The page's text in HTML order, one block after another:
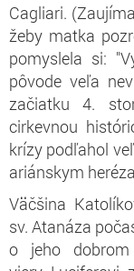
Cagliari.
žeby matka
pomyslela si:
pôvode veľa
začiatku 4.
cirkevnou
krízy podľahol
ariánskym
Väčšina
sv. Atanáza
o jeho